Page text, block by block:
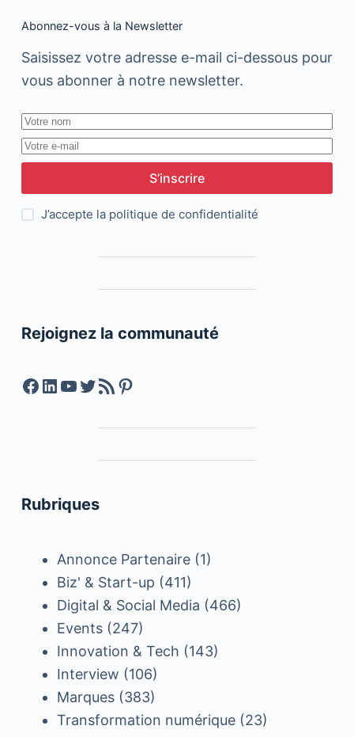
Abonnez-vous à la Newsletter
Saisissez votre adresse e-mail ci-dessous pour
vous abonner à notre newsletter.
S’inscrire
J’accepte la politique de confidentialité
Rejoignez la communauté
Facebook
LinkedIn
YouTube
Twitter
Feed RSSPinterest
Rubriques
Annonce Partenaire(1)
Biz' & Start-up (411)
Digital & Social Media (466)
Events(247)
Innovation & Tech (143)
Interview (106)
Marques(383)
Transformation numérique(23)